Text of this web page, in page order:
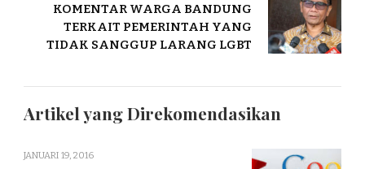
KOMENTAR WARGA BANDUNG
TERKAIT PEMERINTAH YANG
TIDAK SANGGUP LARANG LGBT
Artikel yang Direkomendasikan
JANUARI 19, 2016